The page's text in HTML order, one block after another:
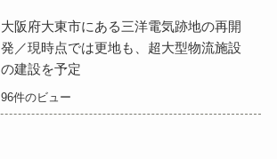
大阪府大東市にある三洋電気跡地の再開
発／現時点では更地も、超大型物流施設
の建設を予定
96件のビュー